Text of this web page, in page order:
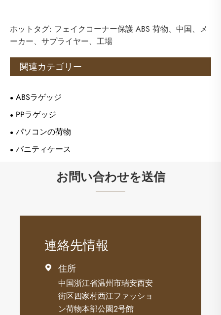
ホットタグ: フェイクコーナー保護 ABS 荷物、中国、メ
ーカー、サプライヤー、工場
関連カテゴリー
ABSラゲッジ
PPラゲッジ
パソコンの荷物
バニティケース
お問い合わせを送信
連絡先情報
 住所
中国浙江省温州市瑞安西安
街区四家村西江ファッショ
ン荷物本部公園2号館